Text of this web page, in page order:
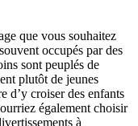
que vous souhaitez
occupés par des
sont peuplés de
plutôt de jeunes
d’y croiser des enfants
également choisir
à